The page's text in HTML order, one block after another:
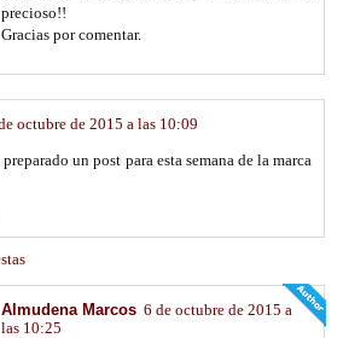
precioso!!
Gracias por comentar.
octubre de 2015 a las 10:09
un post para esta semana de la marca
Almudena Marcos 6 de octubre de 2015 a
las 10:25